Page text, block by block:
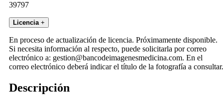
39797
Licencia +
En proceso de actualización de licencia. Próximamente disponible.
Si necesita información al respecto, puede solicitarla por correo
electrónico a: gestion@bancodeimagenesmedicina.com. En el
correo electrónico deberá indicar el título de la fotografía a consultar.
Descripción